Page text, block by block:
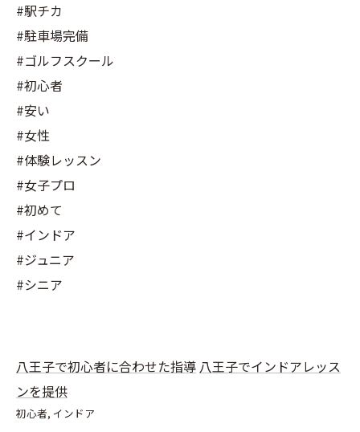
#駅チカ
#駐車場完備
#ゴルフスクール
#初心者
#安い
#女性
#体験レッスン
#女子プロ
#初めて
#インドア
#ジュニア
#シニア
八王子で初心者に合わせた指導 八王子でインドアレッス
ンを提供
初心者 インドア